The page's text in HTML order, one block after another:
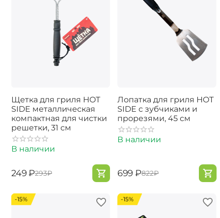
Щетка для гриля HOT
SIDE металлическая
компактная для чистки
решетки, 31 см
В наличии
‍249‍ ₽‍293‍₽
Лопатка для гриля HOT
SIDE с зубчиками и
прорезями, 45 см
В наличии
‍699‍ ₽‍822‍₽
-15% -15%